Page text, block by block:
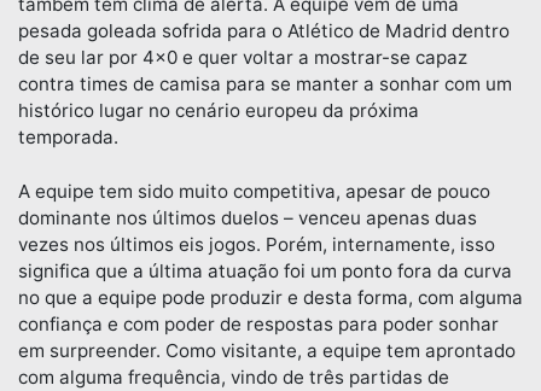
também tem clima de alerta. A equipe vem de uma
pesada goleada sofrida para o Atlético de Madrid dentro
de seu lar por 4×0 e quer voltar a mostrar-se capaz
contra times de camisa para se manter a sonhar com um
histórico lugar no cenário europeu da próxima
temporada.
A equipe tem sido muito competitiva, apesar de pouco
dominante nos últimos duelos – venceu apenas duas
vezes nos últimos eis jogos. Porém, internamente, isso
significa que a última atuação foi um ponto fora da curva
no que a equipe pode produzir e desta forma, com alguma
confiança e com poder de respostas para poder sonhar
em surpreender. Como visitante, a equipe tem aprontado
com alguma frequência, vindo de três partidas de